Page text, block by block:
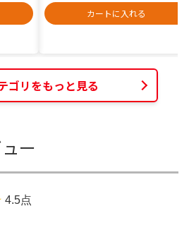
カートに入れる
ゴリをもっと見る
ー
4.5点